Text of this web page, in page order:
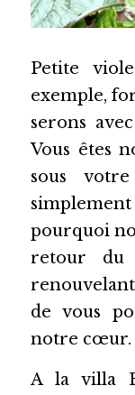
Petite
exemple,
serons
Vous êtes
sous
pourquoi
retour du
de vous
notre cœur.
A la villa